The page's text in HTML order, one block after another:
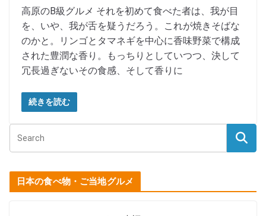
高原のB級グルメ それを初めて食べた者は、我が目
を、いや、我が舌を疑うだろう。これが焼きそばな
のかと。リンゴとタマネギを中心に香味野菜で構成
された豊潤な香り。もっちりとしていつつ、決して
冗長過ぎないその食感、そして香りに
続きを読む
日本の食べ物・ご当地グルメ